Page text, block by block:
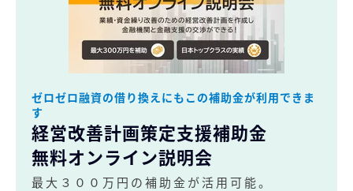
ゼロゼロ融資の借り換えにもこの補助金が利用できま
す
経営改善計画策定支援補助金
無料オンライン説明会
最大３００万円の補助金が活用可能。